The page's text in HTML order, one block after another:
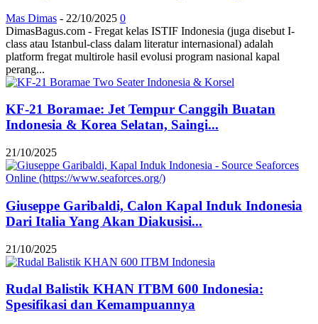
Mas Dimas - 22/10/2025 0
DimasBagus.com - Fregat kelas ISTIF Indonesia (juga disebut I-
class atau Istanbul-class dalam literatur internasional) adalah
platform fregat multirole hasil evolusi program nasional kapal
perang...
KF-21 Boramae: Jet Tempur Canggih Buatan
Indonesia & Korea Selatan, Saingi...
21/10/2025
Giuseppe Garibaldi, Calon Kapal Induk Indonesia
Dari Italia Yang Akan Diakusisi...
21/10/2025
Rudal Balistik KHAN ITBM 600 Indonesia:
Spesifikasi dan Kemampuannya